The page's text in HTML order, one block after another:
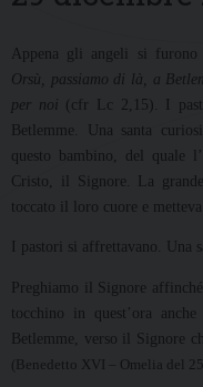
Appena gli angeli si furono
Orsù, passiamo di là, a
per noi (cfr Lc 2,15). I
Betlemme. Una santa
questo bambino, del quale
Cristo, il Signore. La
toccato il loro cuore e
I pastori si affrettavano. Una
Preghiamo il Signore
tocchino in quest’ora
Betlemme, verso il Signore
(Benedetto XVI – Omelia del